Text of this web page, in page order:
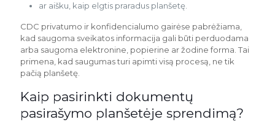
ar aišku, kaip elgtis praradus planšetę.
CDC privatumo ir konfidencialumo gairėse pabrėžiama,
kad saugoma sveikatos informacija gali būti perduodama
arba saugoma elektronine, popierine ar žodine forma. Tai
primena, kad saugumas turi apimti visą procesą, ne tik
pačią planšetę.
Kaip pasirinkti dokumentų
pasirašymo planšetėje sprendimą?